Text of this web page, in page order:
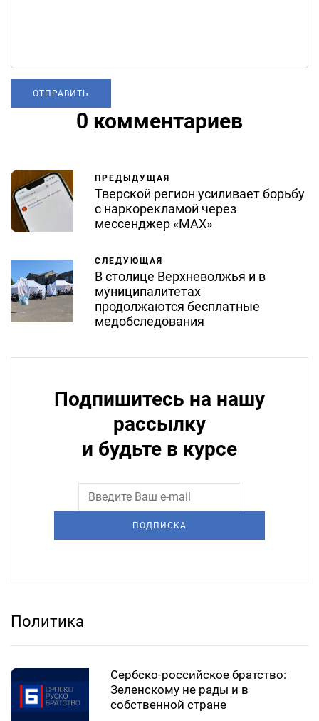
0 комментариев
ПРЕДЫДУЩАЯ
Тверской регион усиливает борьбу
с наркорекламой через
мессенджер «MAX»
СЛЕДУЮЩАЯ
В столице Верхневолжья и в
муниципалитетах
продолжаются бесплатные
медобследования
Подпишитесь на нашу
рассылку
и будьте в курсе
ПОДПИСКА
Политика
Сербско-российское братство:
Зеленскому не рады и в
собственной стране